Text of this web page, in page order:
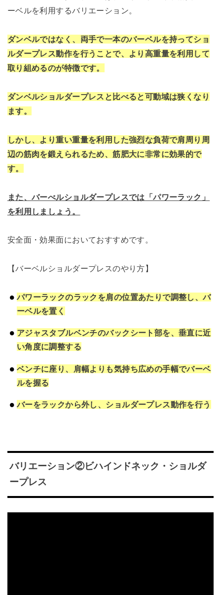
ーベルを利用するバリエーション。
ダンベルではなく、両手で一本のバーベルを持ってショ
ルダープレス動作を行うことで、より高重量を利用して
取り組めるのが特徴です。
ダンベルショルダープレスと比べると可動域は狭くなり
ます。
しかし、より重い重量を利用した強烈な負荷で肩周り周
辺の筋肉を鍛えられるため、筋肥大に非常に効果的で
す。
また、バーべルショルダープレスでは「パワーラック」
を利用しましょう。
安全面・効果面においておすすめです。
【バーベルショルダープレスのやり方】
パワーラックのラックを肩の位置あたりで調整し、バ
ーベルを置く
アジャスタブルベンチのバックシート部を、垂直に近
い角度に調整する
ベンチに座り、肩幅よりも気持ち広めの手幅でバーベ
ルを握る
バーをラックから外し、ショルダープレス動作を行う
バリエーション②ビハインドネック・ショルダ
ープレス